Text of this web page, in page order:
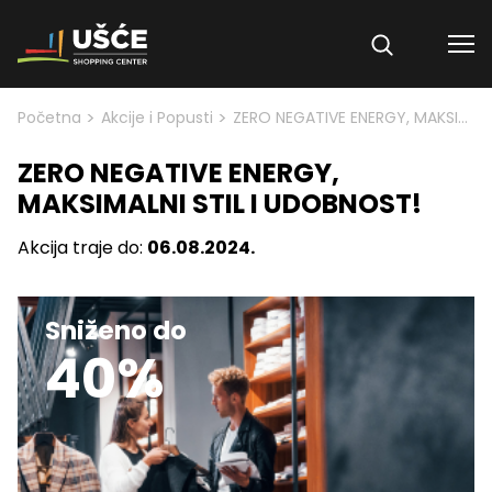
Skip to content
Početna > Akcije i Popusti > ZERO NEGATIVE ENERGY, MAKSIMALNI STIL I UDOBNOST!
ZERO NEGATIVE ENERGY,
MAKSIMALNI STIL I UDOBNOST!
Akcija traje do: 06.08.2024.
Sniženo do
40%